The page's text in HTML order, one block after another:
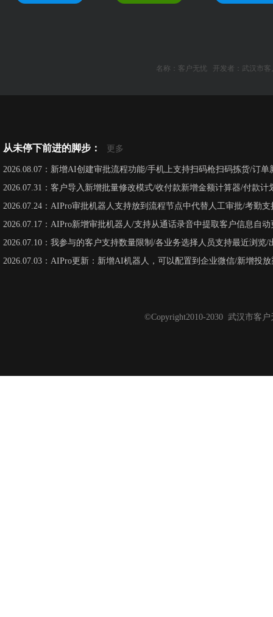
名称：客户无忧 开发者：武汉市
从未停下前进的脚步： 更多
2026.08.07：新增AI创建审批流程功能/手机上支持扫码枪扫码拣货/订单
2026.07.31：客户导入新增批量修改模式/收付款新增金额计算器/付款计
2026.07.24：AIPro审批机器人支持放到流程节点中代替人工审批/考勤
2026.07.17：AIPro新增审批机器人/支持从通话录音中提取客户信息自
2026.07.10：我参与的客户支持数量限制/各业务选择人员支持最近浏览/
2026.07.03：AIPro更新：新增AI机器人，可以配置到企业微信/新增投
©Copyright2010-2030 武汉市客